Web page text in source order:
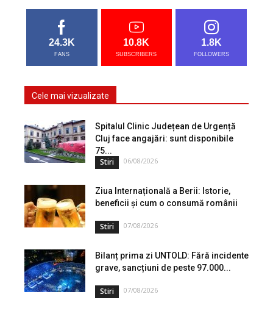
24.3K
FANS
10.8K
SUBSCRIBERS
1.8K
FOLLOWERS
Cele mai vizualizate
Spitalul Clinic Județean de Urgență
Cluj face angajări: sunt disponibile
75...
Stiri 06/08/2026
Ziua Internațională a Berii: Istorie,
beneficii și cum o consumă românii
Stiri 07/08/2026
Bilanț prima zi UNTOLD: Fără incidente
grave, sancțiuni de peste 97.000...
Stiri 07/08/2026